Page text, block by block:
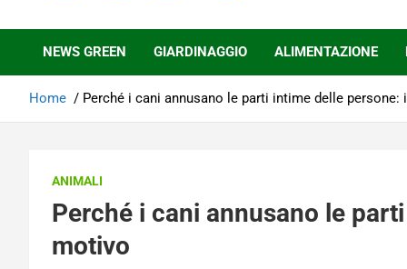
Ecoo.it
NEWS GREEN GIARDINAGGIO ALIMENTAZIONE
Home Perché i cani annusano le parti intime delle persone:
ANIMALI
Perché i cani annusano le
motivo